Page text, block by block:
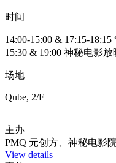
时间
14:00-15:00 & 17:15-
15:30 & 19:00 神秘电影放
场地
Qube, 2/F
主办
PMQ 元创方、神秘电影
View details